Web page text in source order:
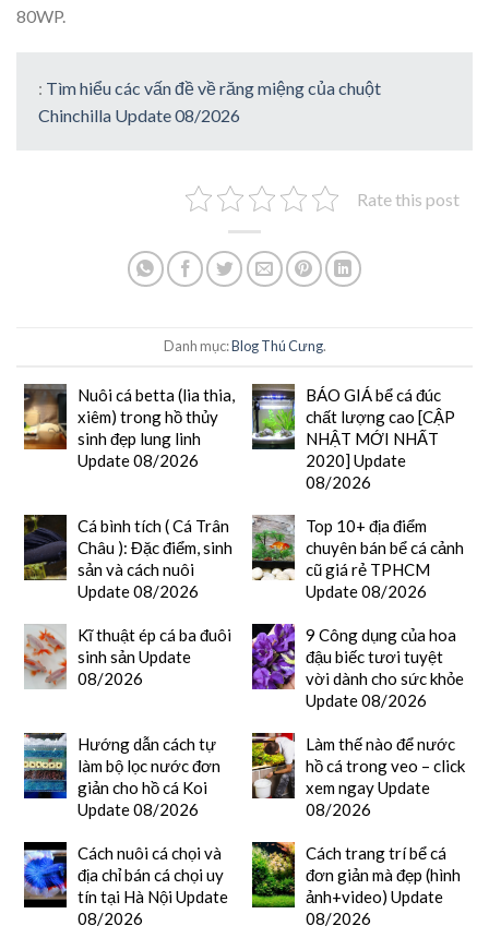
80WP.
: Tìm hiểu các vấn đề về răng miệng của chuột
Chinchilla Update 08/2026
Rate this post
Danh mục:Blog Thú Cưng.
Nuôi cá betta (lia thia,
xiêm) trong hồ thủy
sinh đẹp lung linh
Update 08/2026
BÁO GIÁ bể cá đúc
chất lượng cao [CẬP
NHẬT MỚI NHẤT
2020] Update
08/2026
Cá bình tích ( Cá Trân
Châu ): Đặc điểm, sinh
sản và cách nuôi
Update 08/2026
Top 10+ địa điểm
chuyên bán bể cá cảnh
cũ giá rẻ TPHCM
Update 08/2026
Kĩ thuật ép cá ba đuôi
sinh sản Update
08/2026
9 Công dụng của hoa
đậu biếc tươi tuyệt
vời dành cho sức khỏe
Update 08/2026
Hướng dẫn cách tự
làm bộ lọc nước đơn
giản cho hồ cá Koi
Update 08/2026
Làm thế nào để nước
hồ cá trong veo – click
xem ngay Update
08/2026
Cách nuôi cá chọi và
địa chỉ bán cá chọi uy
tín tại Hà Nội Update
08/2026
Cách trang trí bể cá
đơn giản mà đẹp (hình
ảnh+video) Update
08/2026